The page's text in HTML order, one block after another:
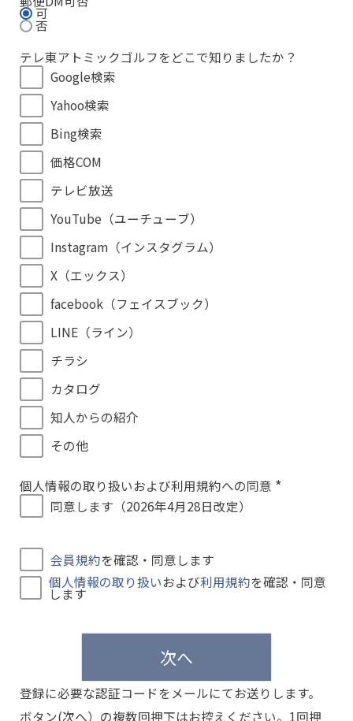
可
否
テレ東アトミックゴルフをどこで知りましたか？
Google検索
Yahoo検索
Bing検索
価格COM
テレビ放送
YouTube（ユーチューブ）
Instagram（インスタグラム）
X（エックス）
facebook（フェイスブック）
LINE（ライン）
チラシ
カタログ
知人からの紹介
その他
個人情報の取り扱いおよび利用規約への同意
同意します（2026年4月28日改定）
会員規約を確認・同意します
個人情報の取り扱いおよび利用規約を確認・同意
します
次へ
登録に必要な認証コードをメールにてお送りします。
ボタン(次へ）の複数回押下はお控えください。1回押